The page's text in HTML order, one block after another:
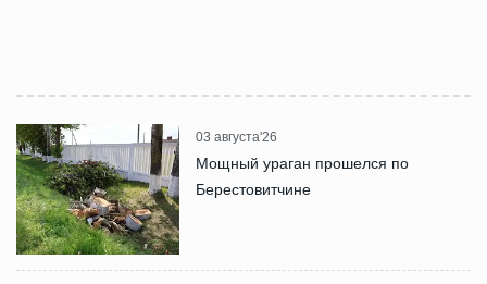
03 августа'26
Мощный ураган прошелся по
Берестовитчине